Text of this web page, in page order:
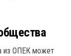
из ОПЕК может